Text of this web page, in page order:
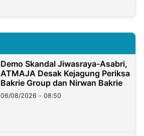
Demo Skandal Jiwasraya-Asabri,
ATMAJA Desak Kejagung Periksa
Bakrie Group dan Nirwan Bakrie
06/08/2026 - 08:50